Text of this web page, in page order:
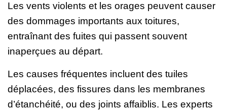
Les vents violents et les orages peuvent causer
des dommages importants aux toitures,
entraînant des fuites qui passent souvent
inaperçues au départ.
Les causes fréquentes incluent des tuiles
déplacées, des fissures dans les membranes
d’étanchéité, ou des joints affaiblis. Les experts